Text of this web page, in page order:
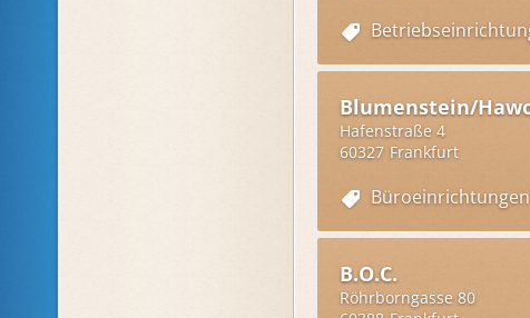
Blumenstein/
Hafenstraße 4
60327 Frankfurt
Büroeinrichtungen
B.O.C.
Röhrborngasse 80